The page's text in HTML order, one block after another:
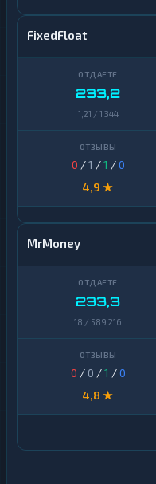
FixedFloat
233,2
1,21 / 1 344
0 /1 /1 /0
4,9 ★
MrMoney
233,3
18 / 589 216
0 / 0 /1 /0
4,8 ★